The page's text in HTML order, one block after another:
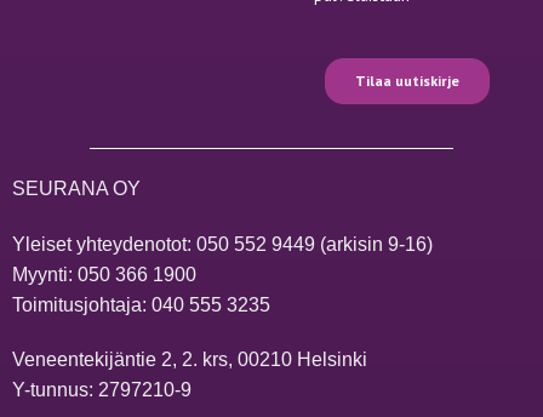
SEURANA OY
Yleiset yhteydenotot: 050 552 9449(arkisin 9-16)
Myynti: 050 366 1900
Toimitusjohtaja: 040 555 3235
Veneentekijäntie 2, 2. krs, 00210 Helsinki
Y-tunnus: 2797210-9